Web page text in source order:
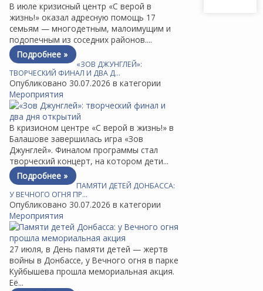
В июле кризисный центр «С верой в
жизнь!» оказал адресную помощь 17
семьям — многодетным, малоимущим и
подопечным из соседних районов....
Подробнее »
«ЗОВ ДЖУНГЛЕЙ»:
ТВОРЧЕСКИЙ ФИНАЛ И ДВА Д…
Опубликовано 30.07.2026 в категории
Мероприятия
В кризисном центре «С верой в жизнь!» в
Балашове завершилась игра «Зов
Джунглей». Финалом программы стал
творческий концерт, на котором дети...
Подробнее »
ПАМЯТИ ДЕТЕЙ ДОНБАССА:
У ВЕЧНОГО ОГНЯ ПР…
Опубликовано 30.07.2026 в категории
Мероприятия
27 июля, в День памяти детей — жертв
войны в Донбассе, у Вечного огня в парке
Куйбышева прошла мемориальная акция.
Её...